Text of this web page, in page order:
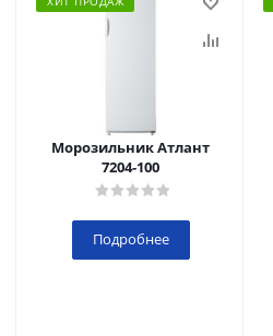
Морозильник Атлант
7204-100
Подробнее